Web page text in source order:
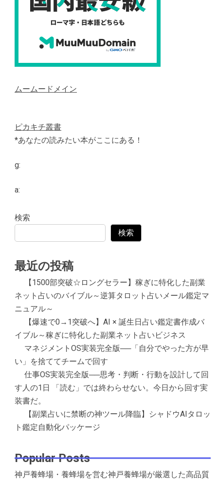
ムームードメイン
ピカキチ叢書
*あなたの読みたい本がここにある！
g:
a:
検索
検索
最近の投稿
【1500部突破☆ロングセラー】稼ぎに特化した副業
ネット占いのバイブル～逆算タロット占いメール鑑定マ
ニュアル～
【爆速で0→1突破へ】AI × 誕生日占い鑑定書作成バ
イブル～稼ぎに特化した副業ネット占いビジネス
マネジメントOS実装完全版──「自分でやった方が早
い」を捨ててチームで回す
仕事OS実装完全版──思考・判断・行動を設計して回
す人の1日 「読む」では終わらせない。今日から回す実
装書だ。
【副業占いに禁断の神ツール降臨】シャドウAIタロッ
ト鑑定自動化パッケージ
Popular Posts
神戸養蜂場・養蜂場を営む神戸養蜂場が厳選した高品質